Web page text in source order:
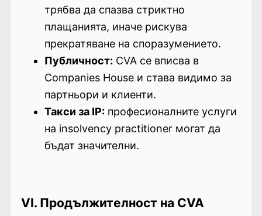
трябва да спазва стриктно
плащанията, иначе рискува
прекратяване на споразумението.
Публичност: CVA се вписва в
Companies House и става видимо за
партньори и клиенти.
Такси за IP:професионалните услуги
на insolvency practitioner могат да
бъдат значителни.
VI. Продължителност на CVA